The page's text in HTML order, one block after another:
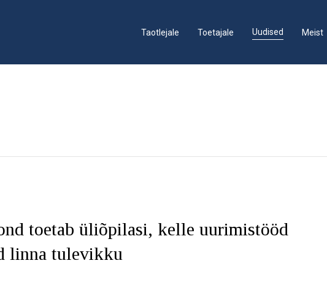
Taotlejale Toetajale Uudised Meist
toetab üliõpilasi, kelle uurimistööd
linna tulevikku